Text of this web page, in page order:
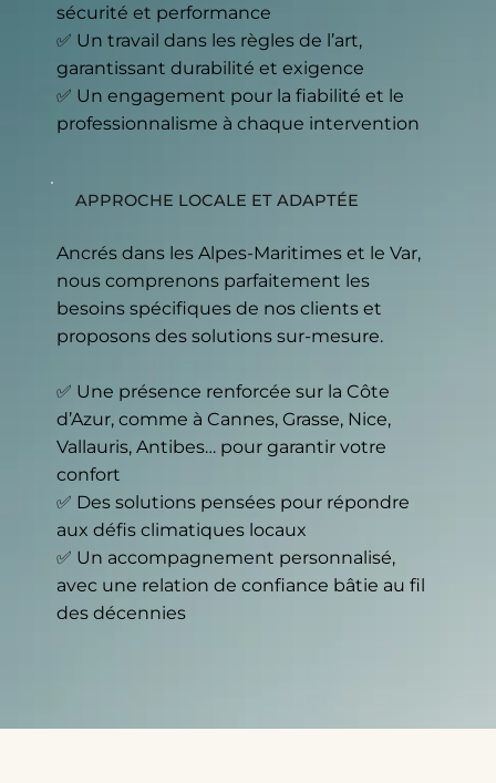
sécurité et performance
✅ Un travail dans les règles de l’art,
garantissant durabilité et exigence
✅ Un engagement pour la fiabilité et le
professionnalisme à chaque intervention
APPROCHE LOCALE ET ADAPTÉE
Ancrés dans les Alpes-Maritimes et le Var,
nous comprenons parfaitement les
besoins spécifiques de nos clients et
proposons des solutions sur-mesure.
✅ Une présence renforcée sur la Côte
d’Azur, comme à Cannes, Grasse, Nice,
Vallauris, Antibes… pour garantir votre
confort
✅ Des solutions pensées pour répondre
aux défis climatiques locaux
✅ Un accompagnement personnalisé,
avec une relation de confiance bâtie au fil
des décennies